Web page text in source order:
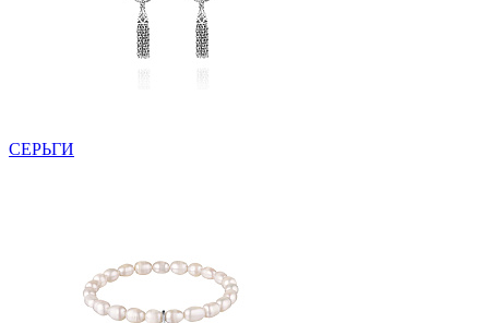
СЕРЬГИ